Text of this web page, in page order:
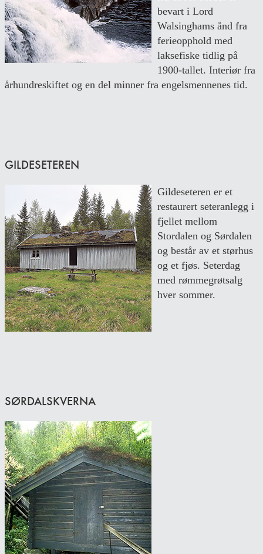
bevart i Lord
Walsinghams ånd fra
ferieopphold med
laksefiske tidlig på
1900-tallet. Interiør fra
århundreskiftet og en del minner fra engelsmennenes tid.
GILDESETEREN
Gildeseteren er et
restaurert seteranlegg i
fjellet mellom
Stordalen og Sørdalen
og består av et størhus
og et fjøs. Seterdag
med rømmegrøtsalg
hver sommer.
SØRDALSKVERNA